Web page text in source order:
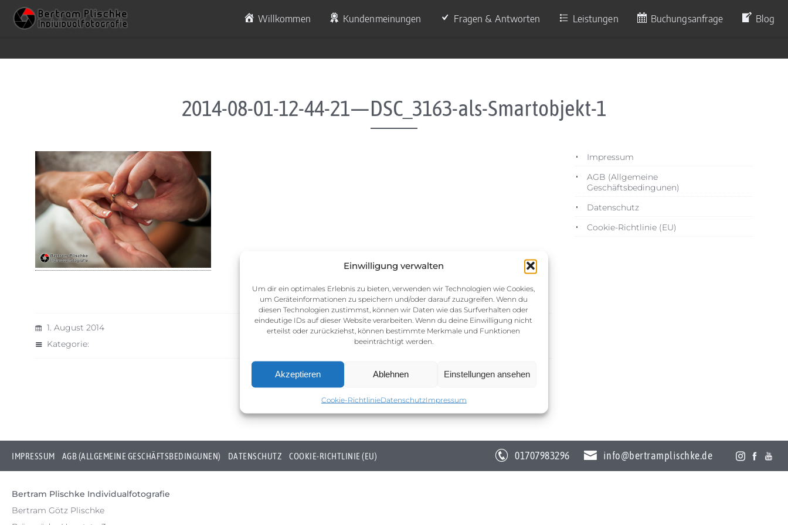
Einwilligung verwalten
Um dir ein optimales Erlebnis zu bieten, verwenden wir Technologien wie Cookies,
um Geräteinformationen zu speichern und/oder darauf zuzugreifen. Wenn du
diesen Technologien zustimmst, können wir Daten wie das Surfverhalten oder
eindeutige IDs auf dieser Website verarbeiten. Wenn du deine Einwilligung nicht
erteilst oder zurückziehst, können bestimmte Merkmale und Funktionen
beeinträchtigt werden.
Akzeptieren Ablehnen Einstellungen ansehen
Cookie-RichtlinieDatenschutzImpressum
Skip to content Willkommen Kundenmeinungen Fragen & Antworten Leistungen Buchungsanfrage Blog
2014-08-01-12-44-21—DSC_3163-als-Smartobjekt-1
1. August 2014
Kategorie:
Impressum
AGB (Allgemeine
Geschäftsbedingunen)
Datenschutz
Cookie-Richtlinie (EU)
IMPRESSUM AGB (ALLGEMEINE GESCHÄFTSBEDINGUNEN) DATENSCHUTZ COOKIE-RICHTLINIE (EU) 01707983296 info@bertramplischke.de
Bertram Plischke Individualfotografie
Bertram Götz Plischke